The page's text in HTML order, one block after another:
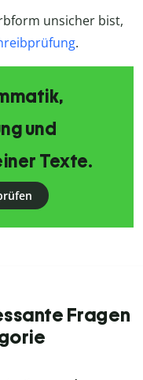
unsicher bist,
.
und
Texte.
Fragen